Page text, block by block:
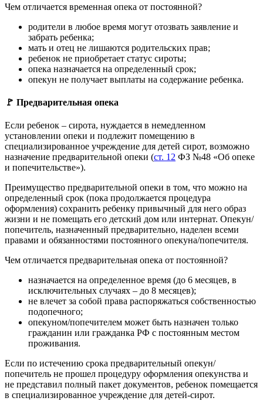
Чем отличается временная опека от постоянной?
родители в любое время могут отозвать заявление и
забрать ребенка;
мать и отец не лишаются родительских прав;
ребенок не приобретает статус сироты;
опека назначается на определенный срок;
опекун не получает выплаты на содержание ребенка.
🚩 Предварительная опека
Если ребенок – сирота, нуждается в немедленном
установлении опеки и подлежит помещению в
специализированное учреждение для детей сирот, возможно
назначение предварительной опеки (ст. 12 ФЗ №48 «Об опеке
и попечительстве»).
Преимущество предварительной опеки в том, что можно на
определенный срок (пока продолжается процедура
оформления) сохранить ребенку привычный для него образ
жизни и не помещать его детский дом или интернат. Опекун/
попечитель, назначенный предварительно, наделен всеми
правами и обязанностями постоянного опекуна/попечителя.
Чем отличается предварительная опека от постоянной?
назначается на определенное время (до 6 месяцев, в
исключительных случаях – до 8 месяцев);
не влечет за собой права распоряжаться собственностью
подопечного;
опекуном/попечителем может быть назначен только
гражданин или гражданка РФ с постоянным местом
проживания.
Если по истечению срока предварительный опекун/
попечитель не прошел процедуру оформления опекунства и
не представил полный пакет документов, ребенок помещается
в специализированное учреждение для детей-сирот.